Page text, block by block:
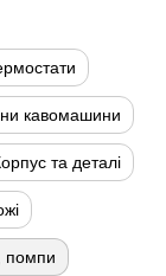
кавомашини
та деталі
помпи